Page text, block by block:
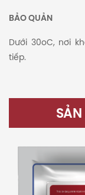
BẢO QUẢN
Dưới 30oC, nơi
tiếp.